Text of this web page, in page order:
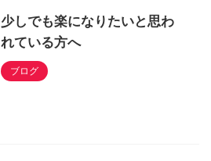
少しでも楽になりたいと思わ
れている方へ
ブログ